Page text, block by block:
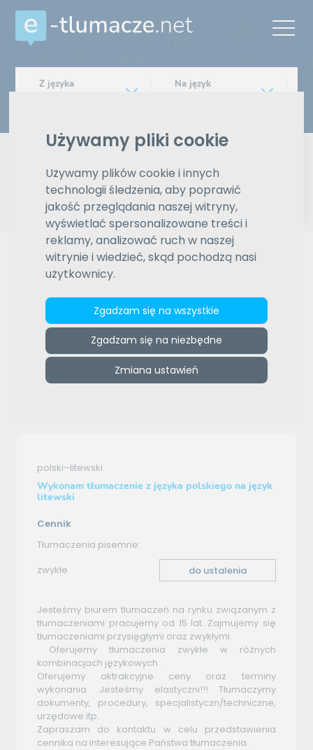
Używamy pliki cookie
Używamy plików cookie i innych
technologii śledzenia, aby poprawić
jakość przeglądania naszej witryny,
wyświetlać spersonalizowane treści i
reklamy, analizować ruch w naszej
witrynie i wiedzieć, skąd pochodzą nasi
użytkownicy.
Zgadzam się na wszystkie
Zgadzam się na niezbędne
Zmiana ustawień
Z języka
Na język
Typ tłumaczenia
Pisemne czy ustne
Znajdź tłumacza
Wyszukiwanie zaawansowane
Reklama
ZAMÓW REKLAMĘ W TYM MIEJSCU
e-tlumacze.net>JA Find Yourself Janusz Góralczyk>Oferta
tłumaczenia - polski–litewski
polski–litewski
Wykonam tłumaczenie z języka polskiego na język
litewski
Cennik
Tłumaczenia pisemne:
zwykłe
do ustalenia
Jesteśmy biurem tłumaczeń na rynku związanym z
tłumaczeniami pracujemy od 15 lat. Zajmujemy się
tłumaczeniami przysięgłymi oraz zwykłymi.
Oferujemy tłumaczenia zwykłe w różnych
kombinacjach językowych .
Oferujemy aktrakcyjne ceny oraz terminy
wykonania .Jesteśmy elastyczni!!! Tłumaczymy
dokumenty, procedury, specjalistyczn/techniczne,
urzędowe itp.
Zapraszam do kontaktu w celu przedstawienia
cennika na interesujące Państwa tłumaczenia.